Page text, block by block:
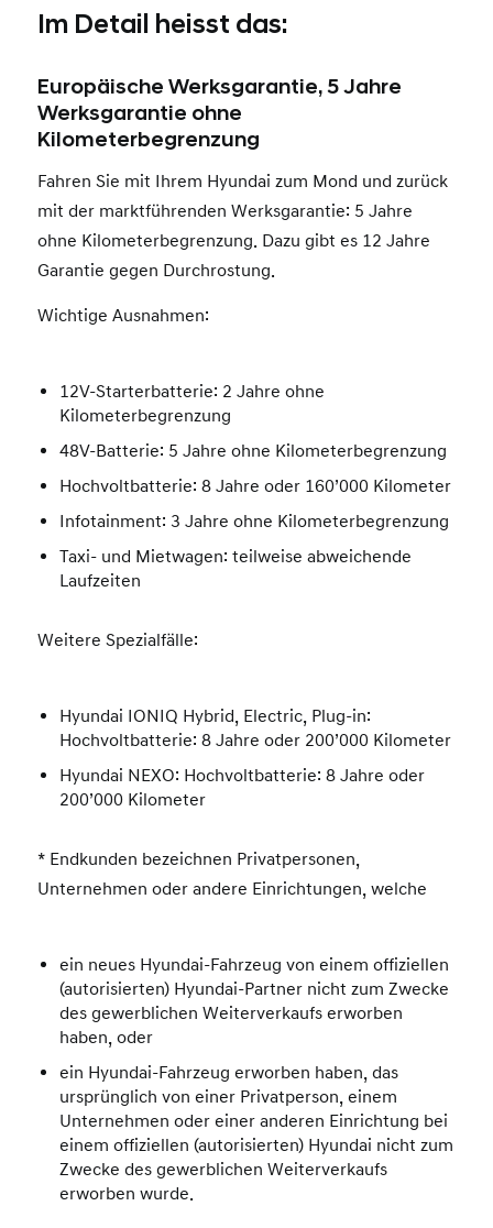
Im Detail heisst das:
Europäische Werksgarantie, 5 Jahre
Werksgarantie ohne
Kilometerbegrenzung
Fahren Sie mit Ihrem Hyundai zum Mond und zurück
mit der marktführenden Werksgarantie: 5 Jahre
ohne Kilometerbegrenzung. Dazu gibt es 12 Jahre
Garantie gegen Durchrostung.
Wichtige Ausnahmen:
12V-Starterbatterie: 2 Jahre ohne
Kilometerbegrenzung
48V-Batterie: 5 Jahre ohne Kilometerbegrenzung
Hochvoltbatterie: 8 Jahre oder 160’000 Kilometer
Infotainment: 3 Jahre ohne Kilometerbegrenzung
Taxi- und Mietwagen: teilweise abweichende
Laufzeiten
Weitere Spezialfälle:
Hyundai IONIQ Hybrid, Electric, Plug-in:
Hochvoltbatterie: 8 Jahre oder 200’000 Kilometer
Hyundai NEXO: Hochvoltbatterie: 8 Jahre oder
200’000 Kilometer
* Endkunden bezeichnen Privatpersonen,
Unternehmen oder andere Einrichtungen, welche
ein neues Hyundai-Fahrzeug von einem offiziellen
(autorisierten) Hyundai-Partner nicht zum Zwecke
des gewerblichen Weiterverkaufs erworben
haben, oder
ein Hyundai-Fahrzeug erworben haben, das
ursprünglich von einer Privatperson, einem
Unternehmen oder einer anderen Einrichtung bei
einem offiziellen (autorisierten) Hyundai nicht zum
Zwecke des gewerblichen Weiterverkaufs
erworben wurde.